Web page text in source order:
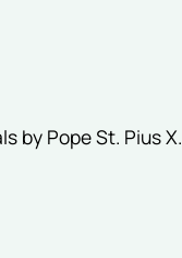
by Pope St. Pius X.